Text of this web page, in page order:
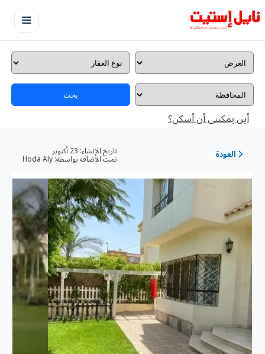
بحث
أين يمكننى أن أسكن؟
العودة تاريخ الإنشاء:
تمت الاضافه بواسطه: Hoda Aly